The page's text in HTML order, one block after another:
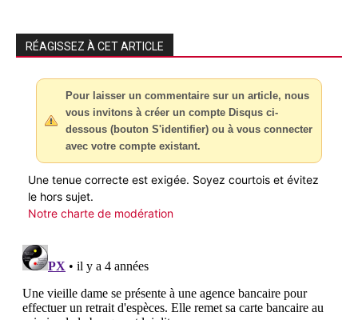
RÉAGISSEZ À CET ARTICLE
Pour laisser un commentaire sur un article, nous
vous invitons à créer un compte Disqus ci-
dessous (bouton S'identifier) ou à vous connecter
avec votre compte existant.
Une tenue correcte est exigée. Soyez courtois et évitez
le hors sujet.
Notre charte de modération